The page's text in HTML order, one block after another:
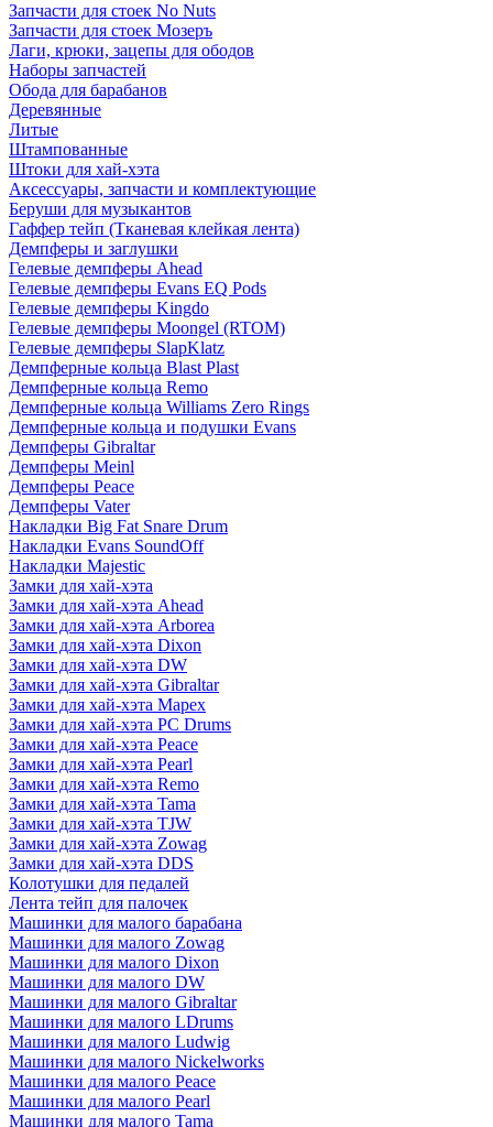
Запчасти для стоек No Nuts
Запчасти для стоек Мозеръ
Лаги, крюки, зацепы для ободов
Наборы запчастей
Обода для барабанов
Деревянные
Литые
Штампованные
Штоки для хай-хэта
Аксессуары, запчасти и комплектующие
Беруши для музыкантов
Гаффер тейп (Тканевая клейкая лента)
Демпферы и заглушки
Гелевые демпферы Ahead
Гелевые демпферы Evans EQ Pods
Гелевые демпферы Kingdo
Гелевые демпферы Moongel (RTOM)
Гелевые демпферы SlapKlatz
Демпферные кольца Blast Plast
Демпферные кольца Remo
Демпферные кольца Williams Zero Rings
Демпферные кольца и подушки Evans
Демпферы Gibraltar
Демпферы Meinl
Демпферы Peace
Демпферы Vater
Накладки Big Fat Snare Drum
Накладки Evans SoundOff
Накладки Majestic
Замки для хай-хэта
Замки для хай-хэта Ahead
Замки для хай-хэта Arborea
Замки для хай-хэта Dixon
Замки для хай-хэта DW
Замки для хай-хэта Gibraltar
Замки для хай-хэта Mapex
Замки для хай-хэта PC Drums
Замки для хай-хэта Peace
Замки для хай-хэта Pearl
Замки для хай-хэта Remo
Замки для хай-хэта Tama
Замки для хай-хэта TJW
Замки для хай-хэта Zowag
Замки для хай-хэта DDS
Колотушки для педалей
Лента тейп для палочек
Машинки для малого барабана
Машинки для малого Zowag
Машинки для малого Dixon
Машинки для малого DW
Машинки для малого Gibraltar
Машинки для малого LDrums
Машинки для малого Ludwig
Машинки для малого Nickelworks
Машинки для малого Peace
Машинки для малого Pearl
Машинки для малого Tama